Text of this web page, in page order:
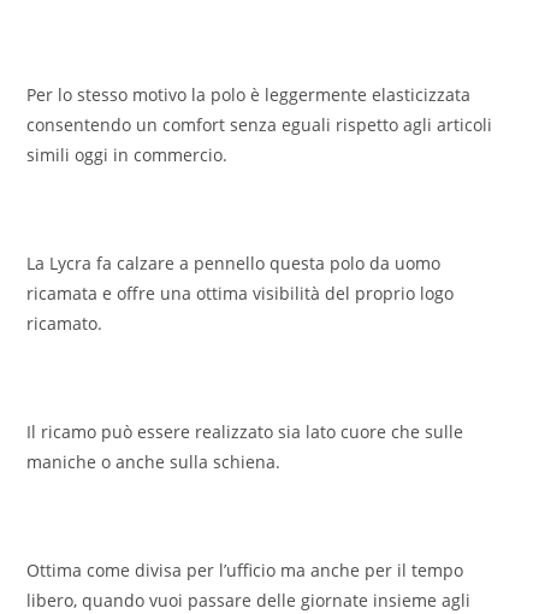
Per lo stesso motivo la polo è leggermente elasticizzata
consentendo un comfort senza eguali rispetto agli articoli
simili oggi in commercio.
La Lycra fa calzare a pennello questa polo da uomo
ricamata e offre una ottima visibilità del proprio logo
ricamato.
Il ricamo può essere realizzato sia lato cuore che sulle
maniche o anche sulla schiena.
Ottima come divisa per l’ufficio ma anche per il tempo
libero, quando vuoi passare delle giornate insieme agli